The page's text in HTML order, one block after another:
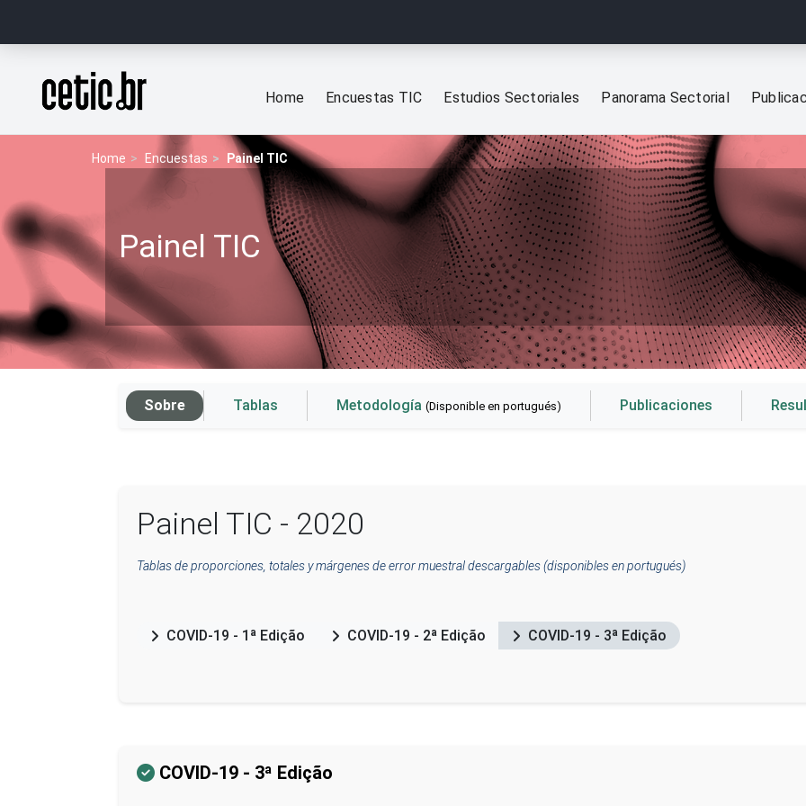
Página inicial
Home Encuestas TIC Estudios Sectoriales Panorama Sectorial
Home Encuestas Painel TIC
Painel TIC
Sobre Tablas Metodología (Disponible en portugués) Publicaciones
Painel TIC - 2020
Tablas de proporciones, totales y márgenes de error muestral descargables (disponibles en portugués)
COVID-19 - 1ª Edição COVID-19 - 2ª Edição COVID-19 - 3ª Edição
COVID-19 - 3ª Edição